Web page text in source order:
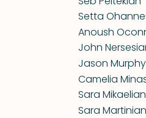
Setta
Anoush
John
Jason Murphy
Camelia
Sara Mikaelian
Sara Martinian